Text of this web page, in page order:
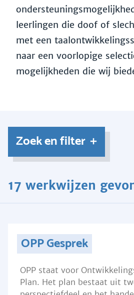
leerlingen die doof of
met een
naar een voorlopige
mogelijkheden die wij
Zoek en filter
17 werkwijzen
OPP Gesprek
OPP staat voor
Plan. Het plan bestaat uit